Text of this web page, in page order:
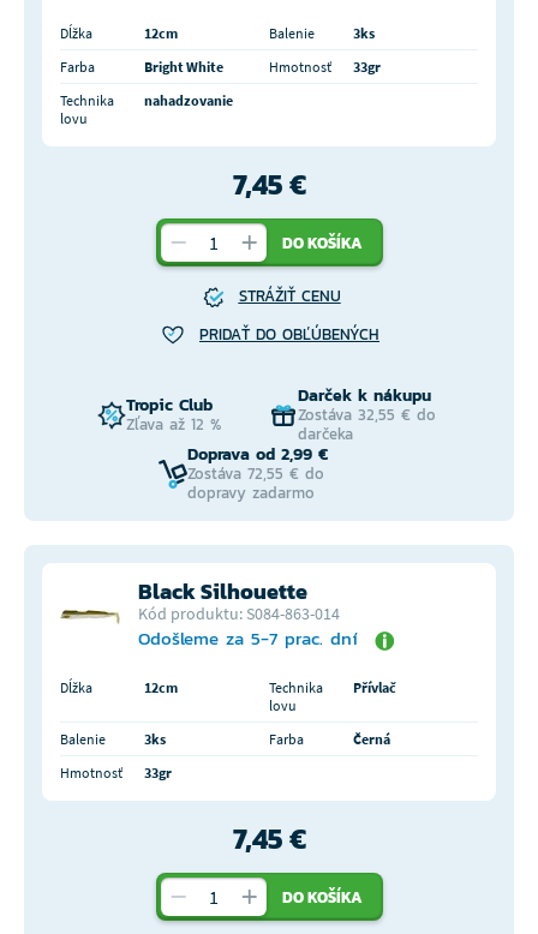
Dĺžka 12cm Balenie
3ks
Farba
Bright White Hmotnosť
33gr
Technika
lovu
nahadzovanie
7,45 €
DO KOŠÍKA
STRÁŽIŤ CENU
PRIDAŤ DO OBĽÚBENÝCH
Tropic Club
Zľava až 12 %
Darček k nákupu
Zostáva 32,55 € do
darčeka
Doprava od 2,99 €
Zostáva 72,55 € do
dopravy zadarmo
Black Silhouette
Kód produktu: S084-863-014
Odošleme za 5-7 prac. dní
Dĺžka 12cm
Technika
lovu
Přívlač
Balenie 3ks Farba
Černá
Hmotnosť
33gr
7,45 €
DO KOŠÍKA